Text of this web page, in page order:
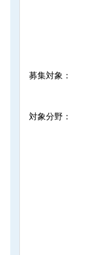
募集対象：
対象分野：